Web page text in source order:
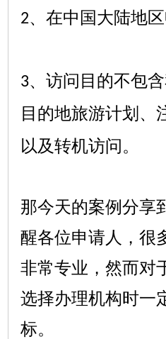
2、在中国大陆地
3、访问目的不包
目的地旅游计划、
以及转机访问。
那今天的案例分享
醒各位申请人，很
非常专业，然而对
选择办理机构时一
标。